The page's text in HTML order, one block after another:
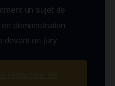
un sujet de
démonstration
devant un jury.